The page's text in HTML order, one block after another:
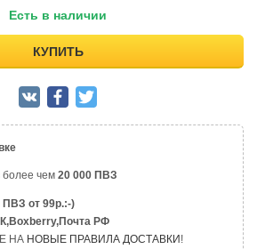
Есть в наличии
КУПИТЬ
более чем 20 000 ПВЗ
ПВЗ от 99р.:-)
РФ
НА НОВЫЕ ПРАВИЛА ДОСТАВКИ!